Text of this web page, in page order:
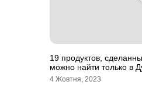
19 продуктов,
можно найти только в
4 Жовтня, 2023